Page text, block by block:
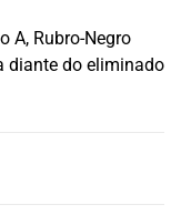
A, Rubro-Negro
diante do eliminado